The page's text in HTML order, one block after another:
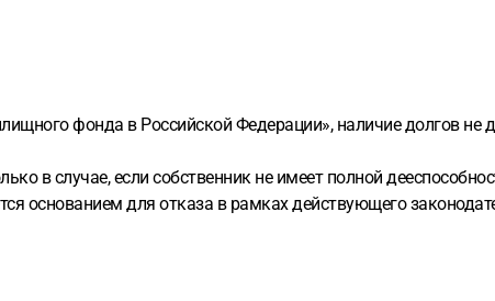
фонда в Российской Федерации», наличие долгов не
в случае, если собственник не имеет полной
основанием для отказа в рамках действующего